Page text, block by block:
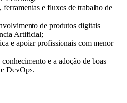
ferramentas e fluxos de trabalho de
de produtos digitais
Artificial;
e apoiar profissionais com menor
e a adoção de boas
DevOps.